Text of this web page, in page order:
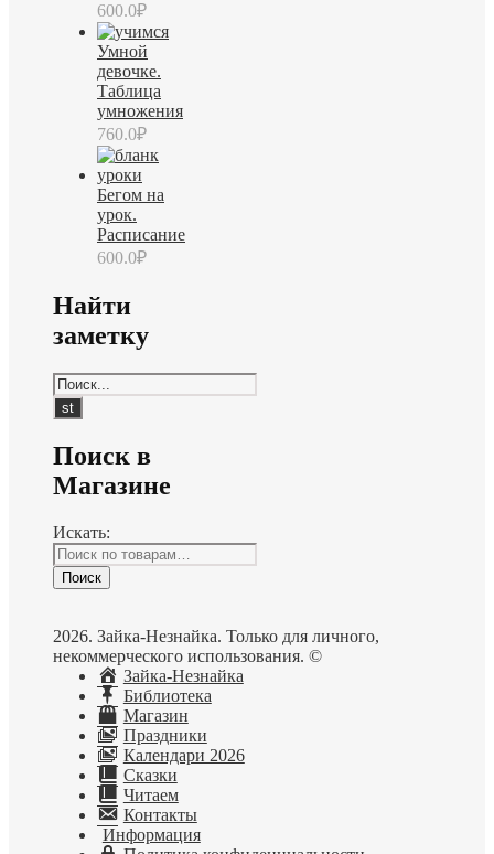
600.0₽
Умной
девочке.
Таблица
умножения
760.0₽
Бегом на
урок.
Расписание
600.0₽
Найти
заметку
Поиск в
Магазине
Искать:
Поиск
2026. Зайка-Незнайка. Только для личного,
некоммерческого использования. ©
Зайка-Незнайка
Библиотека
Магазин
Праздники
Календари 2026
Сказки
Читаем
Контакты
Информация